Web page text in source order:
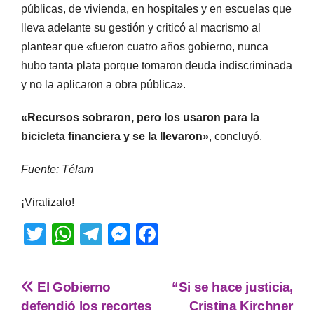
públicas, de vivienda, en hospitales y en escuelas que
lleva adelante su gestión y criticó al macrismo al
plantear que «fueron cuatro años gobierno, nunca
hubo tanta plata porque tomaron deuda indiscriminada
y no la aplicaron a obra pública».
«Recursos sobraron, pero los usaron para la
bicicleta financiera y se la llevaron», concluyó.
Fuente: Télam
¡Viralizalo!
T
tt
er
W
at
s
T
e
gr
M
e
“Si se hace justicia,
Cristina Kirchner
El Gobierno
defendió los recortes